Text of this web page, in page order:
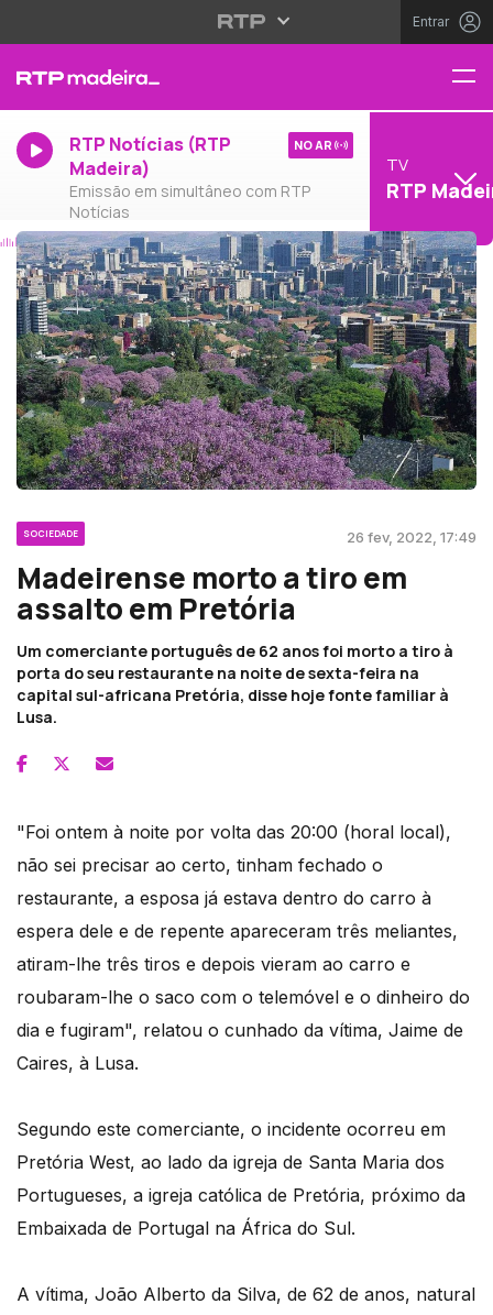
Entrar
RTP Notícias (RTP
Madeira)
Emissão em simultâneo com RTP
Notícias
NO AR
TV
RTP
SOCIEDADE 26 fev, 2022, 17:49
Madeirense morto a tiro em
assalto em Pretória
Um comerciante português de 62 anos foi morto a tiro à
porta do seu restaurante na noite de sexta-feira na
capital sul-africana Pretória, disse hoje fonte familiar à
Lusa.
"Foi ontem à noite por volta das 20:00 (horal local),
não sei precisar ao certo, tinham fechado o
restaurante, a esposa já estava dentro do carro à
espera dele e de repente apareceram três meliantes,
atiram-lhe três tiros e depois vieram ao carro e
roubaram-lhe o saco com o telemóvel e o dinheiro do
dia e fugiram", relatou o cunhado da vítima, Jaime de
Caires, à Lusa.
Segundo este comerciante, o incidente ocorreu em
Pretória West, ao lado da igreja de Santa Maria dos
Portugueses, a igreja católica de Pretória, próximo da
Embaixada de Portugal na África do Sul.
A vítima, João Alberto da Silva, de 62 de anos, natural